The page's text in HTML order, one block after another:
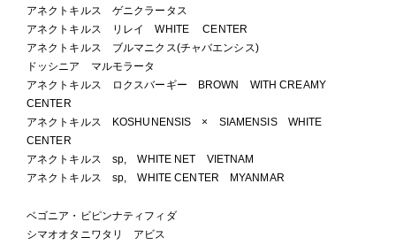
アネクトキルス ゲニクラータス
アネクトキルス リレイ WHITE CENTER
アネクトキルス ブルマニクス(チャバエンシス)
ドッシニア マルモラータ
アネクトキルス ロクスバーギー BROWN WITH CREAMY
CENTER
アネクトキルス KOSHUNENSIS × SIAMENSIS WHITE
CENTER
アネクトキルス sp, WHITE NET VIETNAM
アネクトキルス sp, WHITE CENTER MYANMAR
ベゴニア・ビピンナティフィダ
シマオオタニワタリ アビス